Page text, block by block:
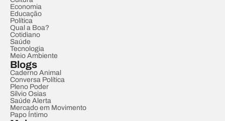
Economia
Educação
Política
Qual a Boa?
Cotidiano
Saúde
Tecnologia
Meio Ambiente
Blogs
Caderno Animal
Conversa Política
Pleno Poder
Sílvio Osias
Saúde Alerta
Mercado em Movimento
Papo Íntimo